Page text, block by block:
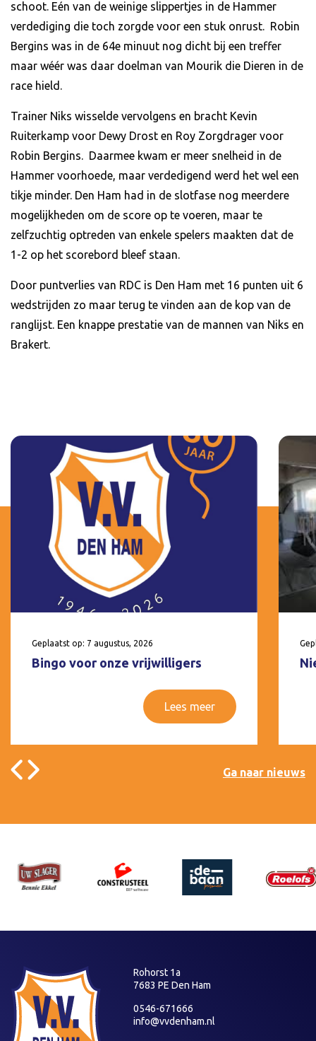
schoot. Eén van de weinige slippertjes in de Hammer
verdediging die toch zorgde voor een stuk onrust. Robin
Bergins was in de 64e minuut nog dicht bij een treffer
maar wéér was daar doelman van Mourik die Dieren in de
race hield.
Trainer Niks wisselde vervolgens en bracht Kevin
Ruiterkamp voor Dewy Drost en Roy Zorgdrager voor
Robin Bergins. Daarmee kwam er meer snelheid in de
Hammer voorhoede, maar verdedigend werd het wel een
tikje minder. Den Ham had in de slotfase nog meerdere
mogelijkheden om de score op te voeren, maar te
zelfzuchtig optreden van enkele spelers maakten dat de
1-2 op het scorebord bleef staan.
Door puntverlies van RDC is Den Ham met 16 punten uit 6
wedstrijden zo maar terug te vinden aan de kop van de
ranglijst. Een knappe prestatie van de mannen van Niks en
Brakert.
Geplaatst op: 7 augustus, 2026
Bingo voor onze vrijwilligers
Lees meer
Ga naar nieuws
Rohorst 1a
7683 PE Den Ham
0546-671666
info@vvdenham.nl